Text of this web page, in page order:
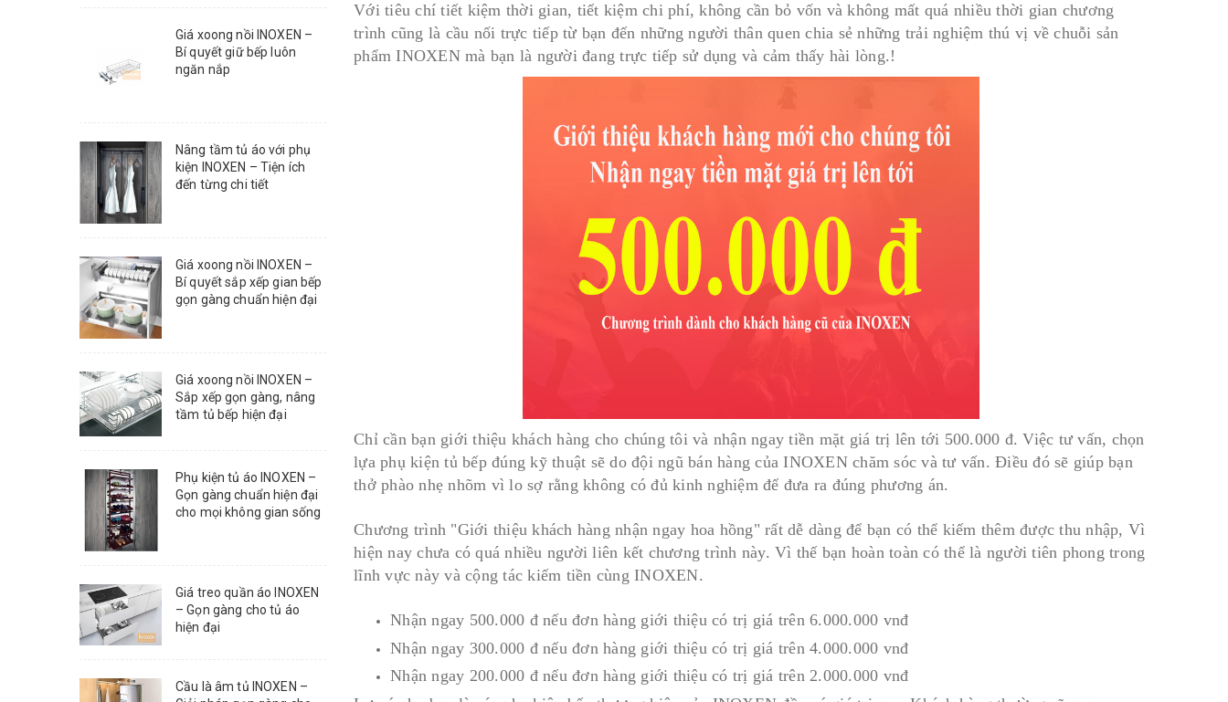
Với tiêu chí tiết kiệm thời gian, tiết kiệm chi phí, không cần bỏ vốn và không mất quá nhiều thời gian chương
trình cũng là cầu nối trực tiếp từ bạn đến những người thân quen chia sẻ những trải nghiệm thú vị về chuỗi sản
phẩm INOXEN mà bạn là người đang trực tiếp sử dụng và cảm thấy hài lòng.!
Chỉ cần bạn giới thiệu khách hàng cho chúng tôi và nhận ngay tiền mặt giá trị lên tới 500.000 đ. Việc tư vấn, chọn
lựa phụ kiện tủ bếp đúng kỹ thuật sẽ do đội ngũ bán hàng của INOXEN chăm sóc và tư vấn. Điều đó sẽ giúp bạn
thở phào nhẹ nhõm vì lo sợ rằng không có đủ kinh nghiệm để đưa ra đúng phương án.
Chương trình "Giới thiệu khách hàng nhận ngay hoa hồng" rất dễ dàng để bạn có thể kiếm thêm được thu nhập, Vì
hiện nay chưa có quá nhiều người liên kết chương trình này. Vì thế bạn hoàn toàn có thể là người tiên phong trong
lĩnh vực này và cộng tác kiếm tiền cùng INOXEN.
Nhận ngay 500.000 đ nếu đơn hàng giới thiệu có trị giá trên 6.000.000 vnđ
Nhận ngay 300.000 đ nếu đơn hàng giới thiệu có trị giá trên 4.000.000 vnđ
Nhận ngay 200.000 đ nếu đơn hàng giới thiệu có trị giá trên 2.000.000 vnđ
Giá xoong nồi INOXEN –
Bí quyết giữ bếp luôn
ngăn nắp
Nâng tầm tủ áo với phụ
kiện INOXEN – Tiện ích
đến từng chi tiết
Giá xoong nồi INOXEN –
Bí quyết sắp xếp gian bếp
gọn gàng chuẩn hiện đại
Giá xoong nồi INOXEN –
Sắp xếp gọn gàng, nâng
tầm tủ bếp hiện đại
Phụ kiện tủ áo INOXEN –
Gọn gàng chuẩn hiện đại
cho mọi không gian sống
Giá treo quần áo INOXEN
– Gọn gàng cho tủ áo
hiện đại
Cầu là âm tủ INOXEN –